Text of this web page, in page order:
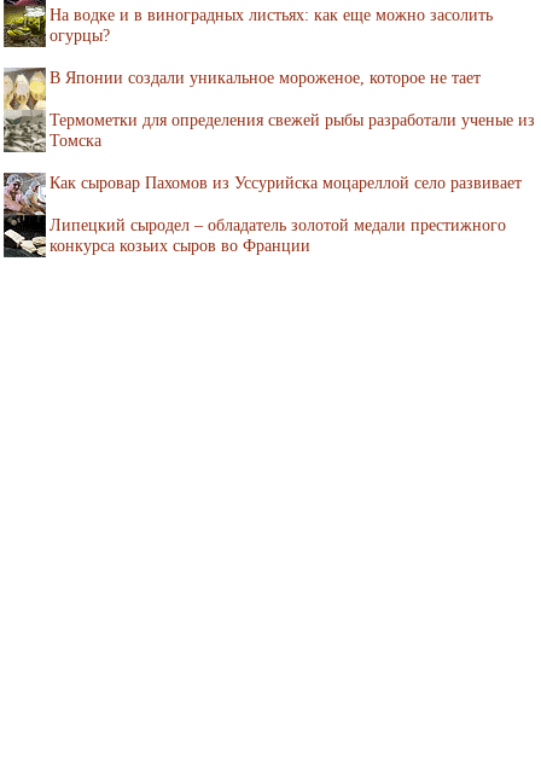
На водке и в виноградных листьях: как еще можно засолить
огурцы?
В Японии создали уникальное мороженое, которое не тает
Термометки для определения свежей рыбы разработали ученые из
Томска
Как сыровар Пахомов из Уссурийска моцареллой село развивает
Липецкий сыродел – обладатель золотой медали престижного
конкурса козьих сыров во Франции